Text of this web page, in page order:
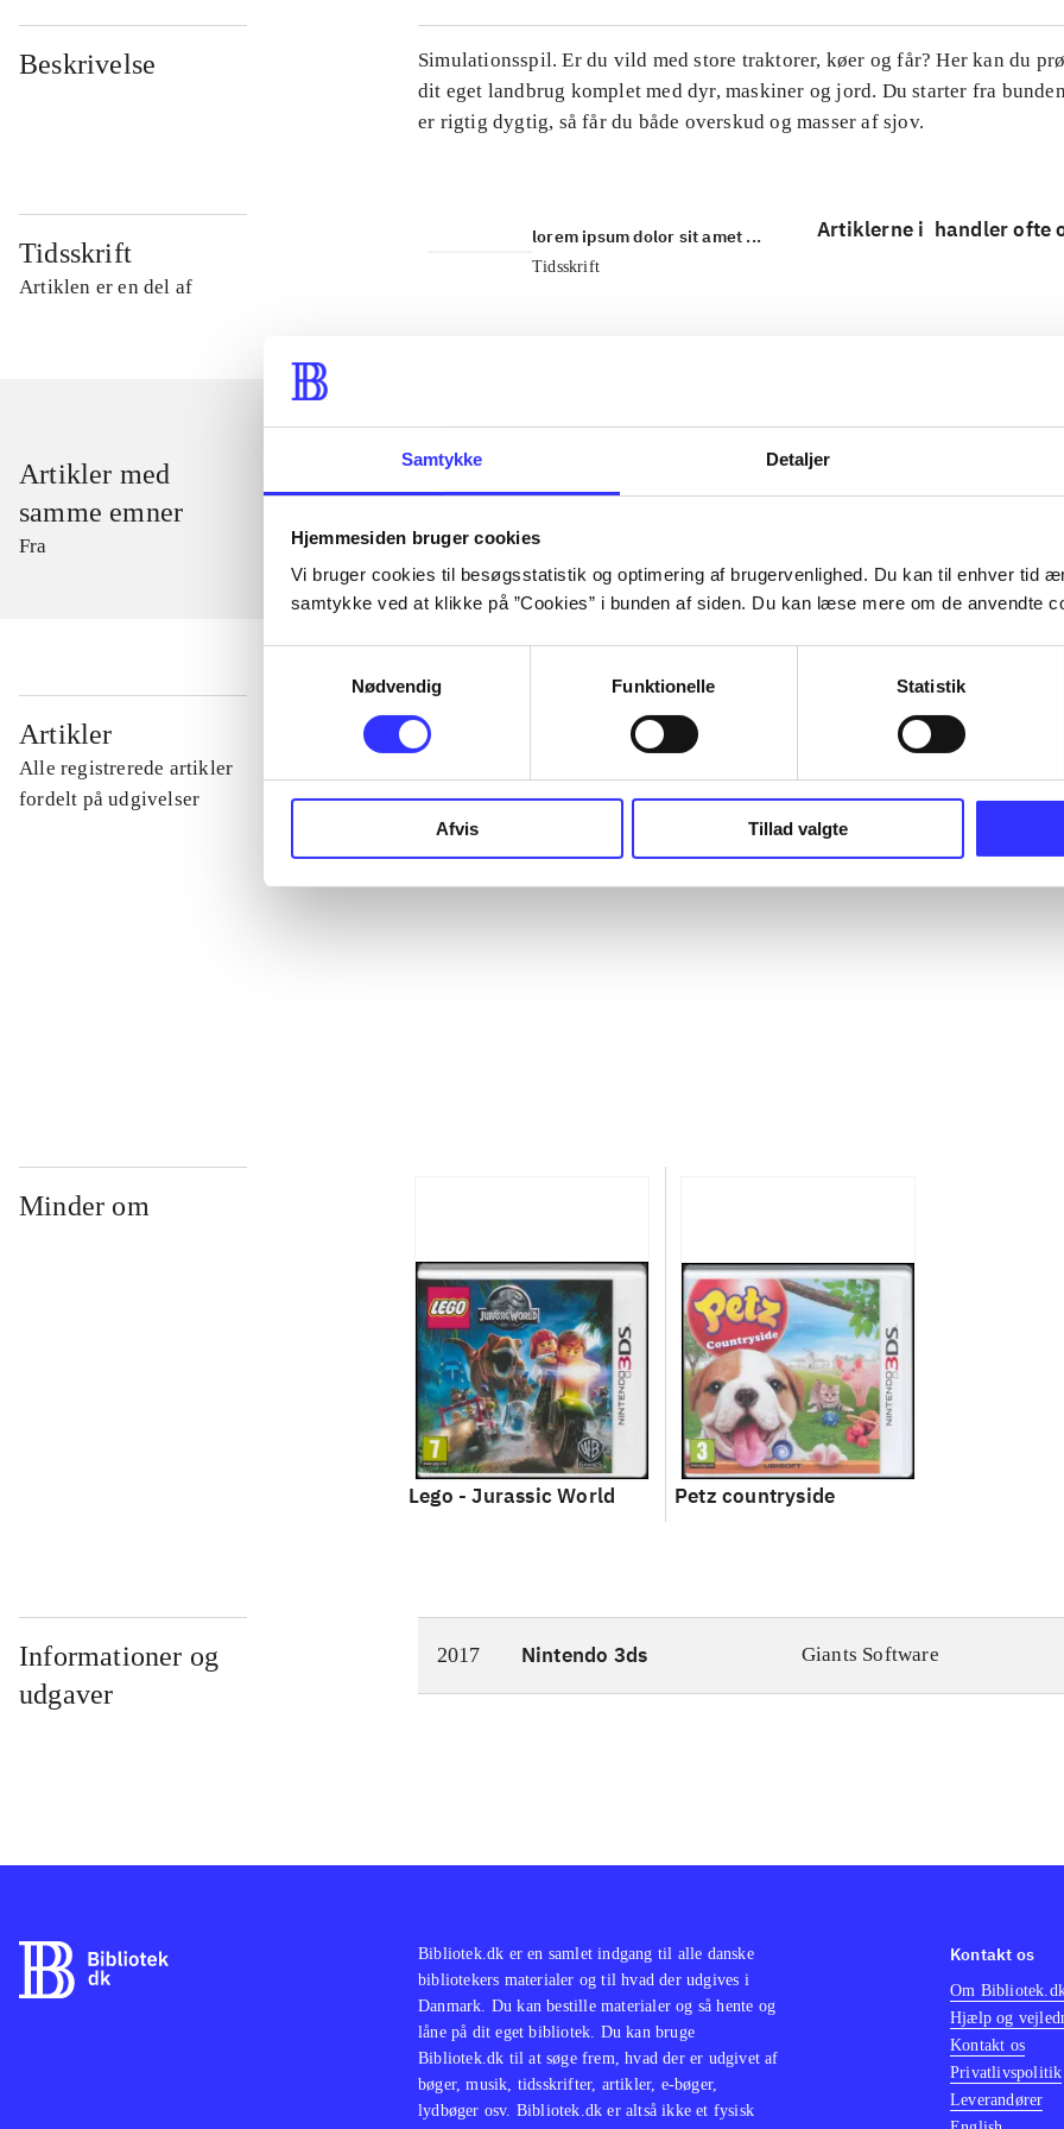
Samtykke Detaljer
Hjemmesiden bruger cookies
Vi bruger cookies til besøgsstatistik og optimering af brugervenlighed. Du kan til enhver tid
samtykke ved at klikke på ”Cookies” i bunden af siden. Du kan læse mere om de anvendte
Nødvendig
Funktionelle Statistik
Afvis Tillad valgte
Beskrivelse
Simulationsspil. Er du vild med store traktorer, køer og får? Her kan du
dit eget landbrug komplet med dyr, maskiner og jord. Du starter fra
er rigtig dygtig, så får du både overskud og masser af sjov.
Tidsskrift
Artiklen er en del af
lorem ipsum dolor sit amet ...
Tidsskrift
Artiklerne i handler ofte
Artikler med
samme emner
Fra
Artikler
Alle registrerede artikler
fordelt på udgivelser
...
...
Minder om
Lego - Jurassic World Petz countryside
Informationer og
udgaver
2017 Nintendo 3ds Giants Software
Bibliotek.dk er en samlet indgang til alle danske
bibliotekers materialer og til hvad der udgives i
Danmark. Du kan bestille materialer og så hente og
låne på dit eget bibliotek. Du kan bruge
Bibliotek.dk til at søge frem, hvad der er udgivet af
bøger, musik, tidsskrifter, artikler, e-bøger,
lydbøger osv. Bibliotek.dk er altså ikke et fysisk
Kontakt os
Om
Hjælp og
Kontakt os
Privatlivspolitik
Leverandører